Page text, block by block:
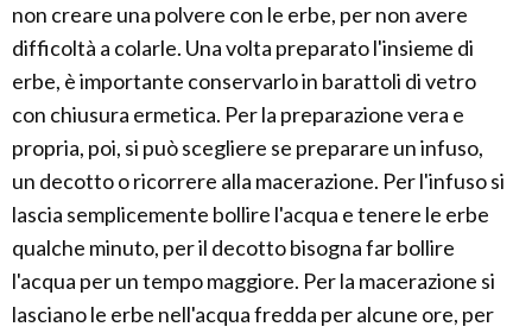
non creare una polvere con le erbe, per non avere
difficoltà a colarle. Una volta preparato l'insieme di
erbe, è importante conservarlo in barattoli di vetro
con chiusura ermetica. Per la preparazione vera e
propria, poi, si può scegliere se preparare un infuso,
un decotto o ricorrere alla macerazione. Per l'infuso si
lascia semplicemente bollire l'acqua e tenere le erbe
qualche minuto, per il decotto bisogna far bollire
l'acqua per un tempo maggiore. Per la macerazione si
lasciano le erbe nell'acqua fredda per alcune ore, per